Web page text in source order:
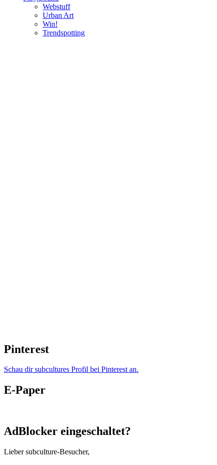
Webstuff
Urban Art
Win!
Trendspotting
Pinterest
Schau dir subcultures Profil bei Pinterest an.
E-Paper
AdBlocker eingeschaltet?
Lieber subculture-Besucher,